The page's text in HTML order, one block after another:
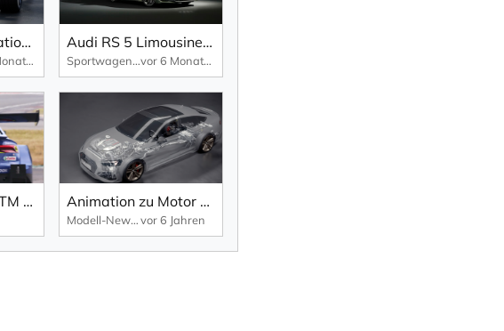
Audi RS 5: Animation zum Antriebskonzept.
vor 5 Monaten
Audi RS 5 Limousine – Trailer.
Sportwagen vor 6 Monaten
Audi News zur DTM 2020: HYLO-Sicherheitsbauteil Animation zu Motor und Antrieb: Audi RS 5 Sportback – 2.9 TFSI V6 Biturbo
Modell-Newsvor 6 Jahren